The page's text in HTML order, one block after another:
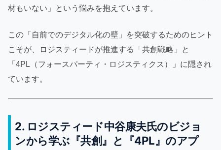
材もいない」という悩みを抱えています。
この「自前でのデジタル化の壁」を突破するためのヒント
こそが、ロジスティードが推進する「共創戦略」と
「4PL（フォースパーティ・ロジスティクス）」に隠され
ています。
2. ロジスティード中谷康夫氏のビジョ
ンから学ぶ『共創』と『4PL』のアプ